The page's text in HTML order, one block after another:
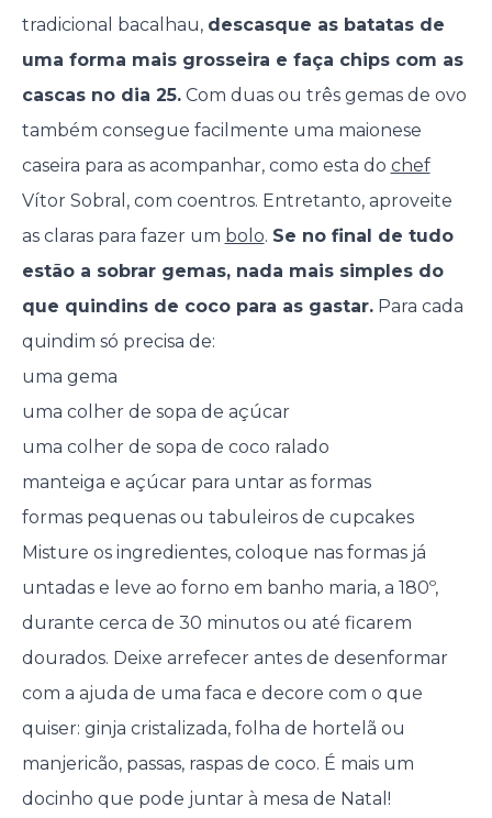
tradicional bacalhau, descasque as batatas de
uma forma mais grosseira e faça chips com as
cascas no dia 25.Com duas ou três gemas de ovo
também consegue facilmente uma maionese
caseira para as acompanhar, como esta do chef
Vítor Sobral, com coentros. Entretanto, aproveite
as claras para fazer um bolo. Se no final de tudo
estão a sobrar gemas, nada mais simples do
que quindins de coco para as gastar.Para cada
quindim só precisa de:
uma gema
uma colher de sopa de açúcar
uma colher de sopa de coco ralado
manteiga e açúcar para untar as formas
formas pequenas ou tabuleiros de cupcakes
Misture os ingredientes, coloque nas formas já
untadas e leve ao forno em banho maria, a 180º,
durante cerca de 30 minutos ou até ficarem
dourados. Deixe arrefecer antes de desenformar
com a ajuda de uma faca e decore com o que
quiser: ginja cristalizada, folha de hortelã ou
manjericão, passas, raspas de coco. É mais um
docinho que pode juntar à mesa de Natal!